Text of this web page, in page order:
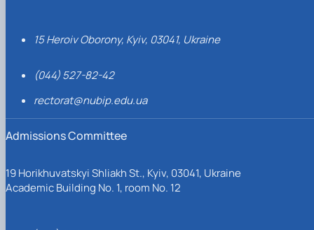
15 Heroiv Oborony, Kyiv, 03041, Ukraine
(044) 527-82-42
rectorat@nubip.edu.ua
Admissions Committee
19 Horikhuvatskyi Shliakh St., Kyiv, 03041, Ukraine
Academic Building No. 1, room No. 12